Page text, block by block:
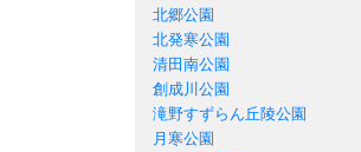
北郷公園
北発寒公園
清田南公園
創成川公園
滝野すずらん丘陵公園
月寒公園